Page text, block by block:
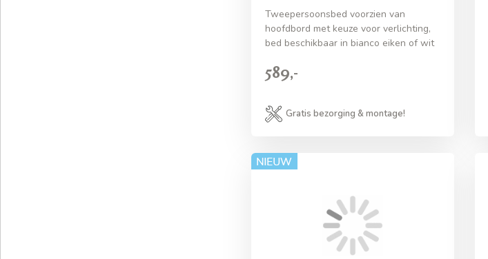
Tweepersoonsbed voorzien van
hoofdbord met keuze voor verlichting,
bed beschikbaar in bianco eiken of wit
589,-
Gratis bezorging & montage!